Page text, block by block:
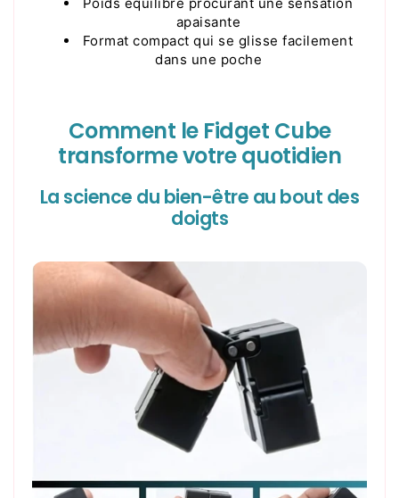
apaisante
Format compact qui se glisse facilement
dans une poche
Comment le Fidget Cube
transforme votre quotidien
La science du bien-être au bout des
doigts